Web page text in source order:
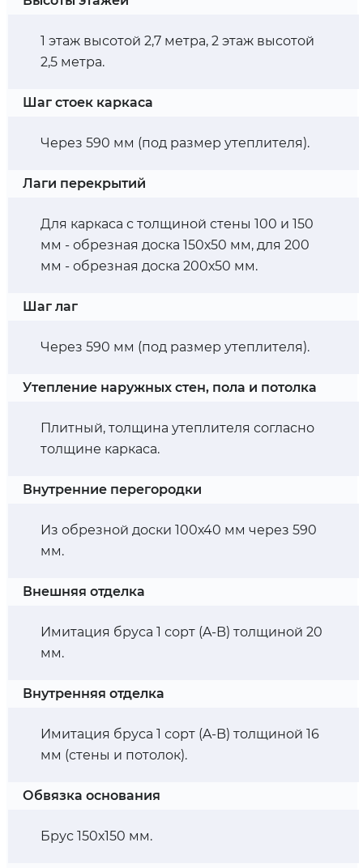
1 этаж высотой 2,7 метра, 2 этаж высотой
2,5 метра.
Шаг стоек каркаса
Через 590 мм (под размер утеплителя).
Лаги перекрытий
Для каркаса с толщиной стены 100 и 150
мм - обрезная доска 150х50 мм, для 200
мм - обрезная доска 200х50 мм.
Шаг лаг
Через 590 мм (под размер утеплителя).
Утепление наружных стен, пола и потолка
Плитный, толщина утеплителя согласно
толщине каркаса.
Внутренние перегородки
Из обрезной доски 100х40 мм через 590
мм.
Внешняя отделка
Имитация бруса 1 сорт (A-B) толщиной 20
мм.
Внутренняя отделка
Имитация бруса 1 сорт (A-B) толщиной 16
мм (стены и потолок).
Обвязка основания
Брус 150х150 мм.